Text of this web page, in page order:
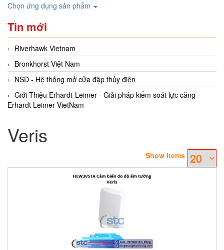
Chọn ứng dụng sản phẩm
Tin mới
Riverhawk Vietnam
Bronkhorst Việt Nam
NSD - Hệ thống mở cửa đập thủy điện
Giới Thiệu Erhardt-Leimer - Giải pháp kiểm soát lực căng -
Erhardt Leimer VietNam
Veris
Show items